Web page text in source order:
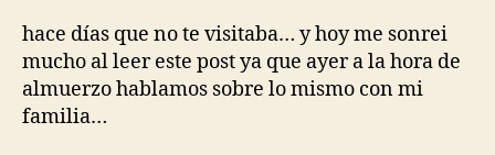
hace días que no te visitaba… y hoy me sonrei
mucho al leer este post ya que ayer a la hora de
almuerzo hablamos sobre lo mismo con mi
familia…